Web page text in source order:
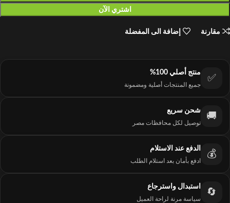
اشتري الآن
مقارنة إضافة الى المفضلة
✅
منتج أصلي 100%
جميع المنتجات أصلية ومضمونة
🚚
شحن سريع
توصيل لكل محافظات مصر
💰
الدفع عند الاستلام
ادفع بأمان بعد استلام الطلب
🔄
استبدال واسترجاع
سياسة مرنة لراحة العميل